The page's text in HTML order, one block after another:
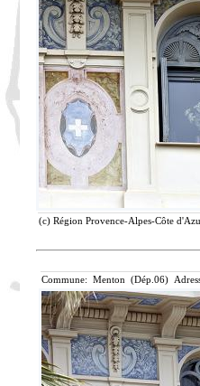
(c) Région Provence-Alpes-Côte
Commune: Menton (Dép.06)